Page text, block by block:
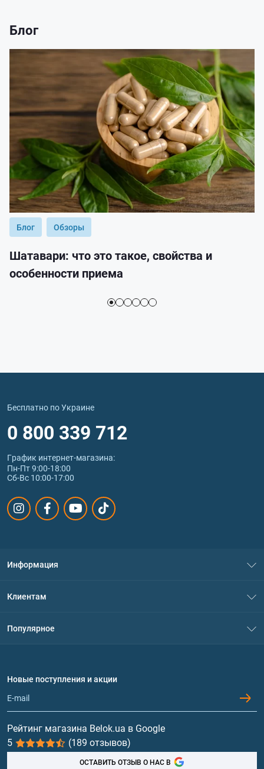
Блог
Блог Обзоры
Шатавари: что это такое, свойства и
особенности приема
Бесплатно по Украине
0 800 339 712
График интернет‑магазина:
Пн-Пт 9:00-18:00
Сб-Вс 10:00-17:00
Информация
Политика конфиденциальности
Обмен и возврат
Клиентам
Популярное
Протеин
Гейнеры
Витамины и минералы
Рыбий жир, жирные кислоты
Новые поступления и акции
Рейтинг магазина Belok.ua в Google
5
(189 отзывов)
ОСТАВИТЬ ОТЗЫВ О НАС В